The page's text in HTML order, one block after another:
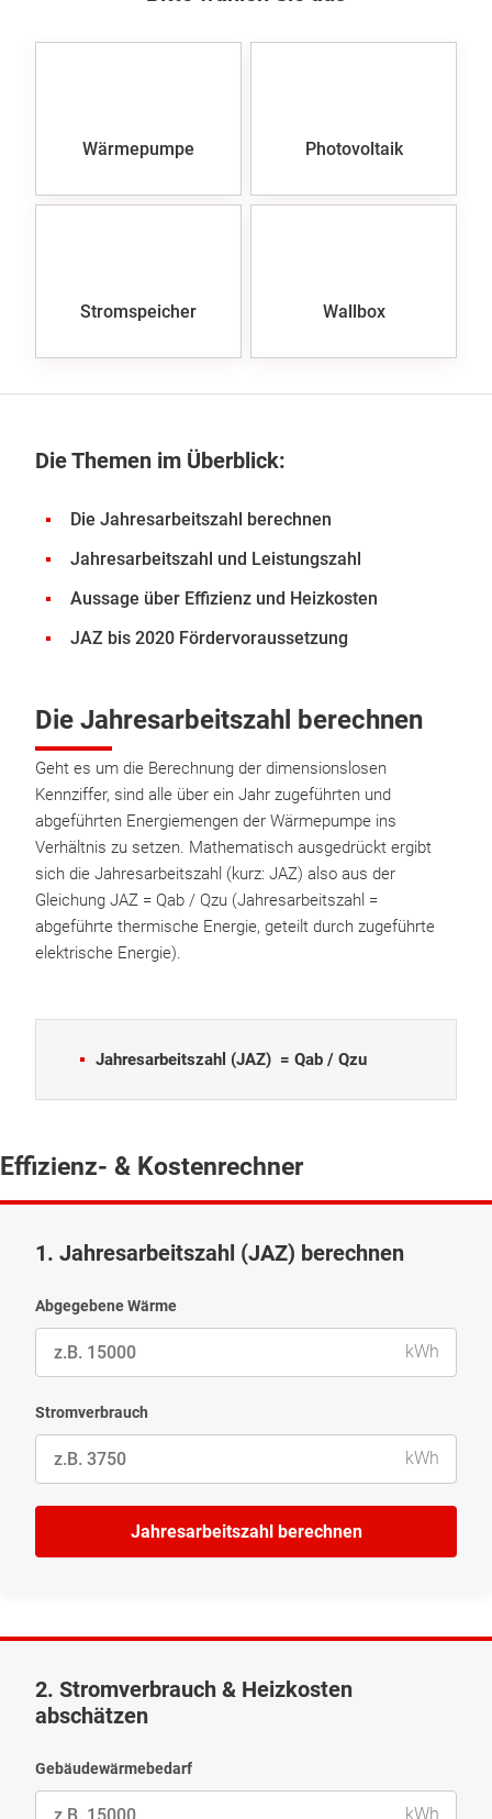
Wärmepumpe Photovoltaik
Stromspeicher Wallbox
Die Themen im Überblick:
Die Jahresarbeitszahl berechnen
Jahresarbeitszahl und Leistungszahl
Aussage über Effizienz und Heizkosten
JAZ bis 2020 Fördervoraussetzung
Die Jahresarbeitszahl berechnen
Geht es um die Berechnung der dimensionslosen
Kennziffer, sind alle über ein Jahr zugeführten und
abgeführten Energiemengen der Wärmepumpe ins
Verhältnis zu setzen. Mathematisch ausgedrückt ergibt
sich die Jahresarbeitszahl (kurz: JAZ) also aus der
Gleichung JAZ = Qab / Qzu (Jahresarbeitszahl =
abgeführte thermische Energie, geteilt durch zugeführte
elektrische Energie).
Jahresarbeitszahl (JAZ) = Qab / Qzu
Effizienz- & Kostenrechner
1. Jahresarbeitszahl (JAZ) berechnen
Abgegebene Wärme
kWh
Stromverbrauch
kWh
Jahresarbeitszahl berechnen
2. Stromverbrauch & Heizkosten
abschätzen
Gebäudewärmebedarf
kWh